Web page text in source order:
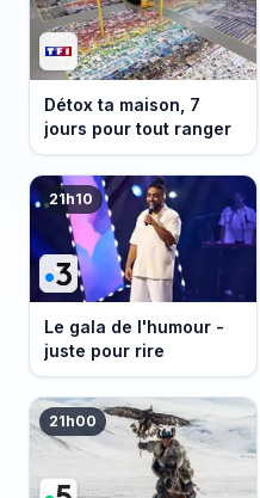
Détox ta maison, 7
jours pour tout ranger
21h10
Le gala de l'humour -
juste pour rire
21h00